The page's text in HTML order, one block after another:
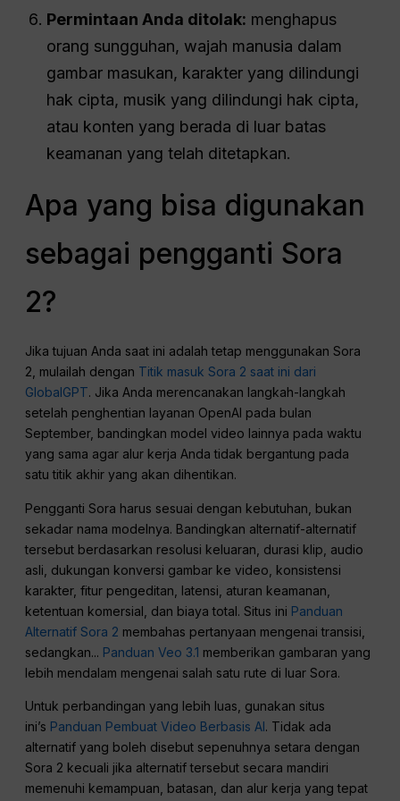
Permintaan Anda ditolak: menghapus
orang sungguhan, wajah manusia dalam
gambar masukan, karakter yang dilindungi
hak cipta, musik yang dilindungi hak cipta,
atau konten yang berada di luar batas
keamanan yang telah ditetapkan.
Apa yang bisa digunakan
sebagai pengganti Sora
2?
Jika tujuan Anda saat ini adalah tetap menggunakan Sora
2, mulailah dengan Titik masuk Sora 2 saat ini dari
GlobalGPT. Jika Anda merencanakan langkah-langkah
setelah penghentian layanan OpenAI pada bulan
September, bandingkan model video lainnya pada waktu
yang sama agar alur kerja Anda tidak bergantung pada
satu titik akhir yang akan dihentikan.
Pengganti Sora harus sesuai dengan kebutuhan, bukan
sekadar nama modelnya. Bandingkan alternatif-alternatif
tersebut berdasarkan resolusi keluaran, durasi klip, audio
asli, dukungan konversi gambar ke video, konsistensi
karakter, fitur pengeditan, latensi, aturan keamanan,
ketentuan komersial, dan biaya total. Situs ini Panduan
Alternatif Sora 2 membahas pertanyaan mengenai transisi,
sedangkan... Panduan Veo 3.1 memberikan gambaran yang
lebih mendalam mengenai salah satu rute di luar Sora.
Untuk perbandingan yang lebih luas, gunakan situs
ini’s Panduan Pembuat Video Berbasis AI. Tidak ada
alternatif yang boleh disebut sepenuhnya setara dengan
Sora 2 kecuali jika alternatif tersebut secara mandiri
memenuhi kemampuan, batasan, dan alur kerja yang tepat